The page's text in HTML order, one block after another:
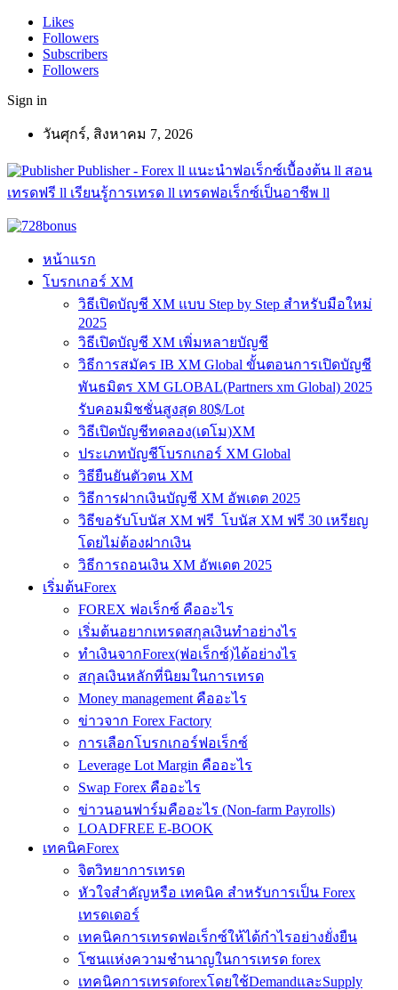
Likes
Followers
Subscribers
Followers
Sign in
วันศุกร์, สิงหาคม 7, 2026
Publisher - Forex ll แนะนำฟอเร็กซ์เบื้องต้น ll สอน
เทรดฟรี ll เรียนรู้การเทรด ll เทรดฟอเร็กซ์เป็นอาชีพ ll
หน้าแรก
โบรกเกอร์ XM
วิธีเปิดบัญชี XM แบบ Step by Step สำหรับมือใหม่
2025
วิธีเปิดบัญชี XM เพิ่มหลายบัญชี
วิธีการสมัคร IB XM Global ขั้นตอนการเปิดบัญชี
พันธมิตร XM GLOBAL(Partners xm Global) 2025
รับคอมมิชชั่นสูงสุด 80$/Lot
วิธีเปิดบัญชีทดลอง(เดโม)XM
ประเภทบัญชีโบรกเกอร์ XM Global
วิธียืนยันตัวตน XM
วิธีการฝากเงินบัญชี XM อัพเดต 2025
วิธีขอรับโบนัส XM ฟรี โบนัส XM ฟรี 30 เหรียญ
โดยไม่ต้องฝากเงิน
วิธีการถอนเงิน XM อัพเดต 2025
เริ่มต้นForex
FOREX ฟอเร็กซ์ คืออะไร
เริ่มต้นอยากเทรดสกุลเงินทำอย่างไร
ทำเงินจากForex(ฟอเร็กซ์)ได้อย่างไร
สกุลเงินหลักที่นิยมในการเทรด
Money management คืออะไร
ข่าวจาก Forex Factory
การเลือกโบรกเกอร์ฟอเร็กซ์
Leverage Lot Margin คืออะไร
Swap Forex คืออะไร
ข่าวนอนฟาร์มคืออะไร (Non-farm Payrolls)
LOADFREE E-BOOK
เทคนิคForex
จิตวิทยาการเทรด
หัวใจสำคัญหรือ เทคนิค สำหรับการเป็น Forex
เทรดเดอร์
เทคนิคการเทรดฟอเร็กซ์ให้ได้กำไรอย่างยั่งยืน
โซนแห่งความชำนาญในการเทรด forex
เทคนิคการเทรดforexโดยใช้DemandและSupply